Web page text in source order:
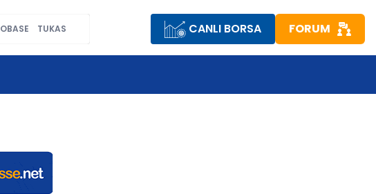
OBASE TUKAS CANLI BORSA FORUM